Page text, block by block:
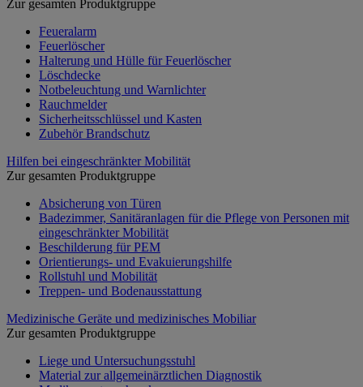
Zur gesamten Produktgruppe
Feueralarm
Feuerlöscher
Halterung und Hülle für Feuerlöscher
Löschdecke
Notbeleuchtung und Warnlichter
Rauchmelder
Sicherheitsschlüssel und Kasten
Zubehör Brandschutz
Hilfen bei eingeschränkter Mobilität
Zur gesamten Produktgruppe
Absicherung von Türen
Badezimmer, Sanitäranlagen für die Pflege von Personen mit
eingeschränkter Mobilität
Beschilderung für PEM
Orientierungs- und Evakuierungshilfe
Rollstuhl und Mobilität
Treppen- und Bodenausstattung
Medizinische Geräte und medizinisches Mobiliar
Zur gesamten Produktgruppe
Liege und Untersuchungsstuhl
Material zur allgemeinärztlichen Diagnostik